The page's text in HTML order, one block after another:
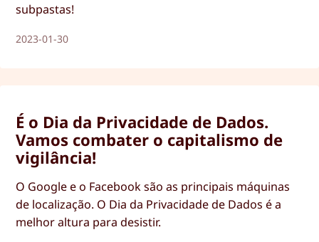
subpastas!
2023-01-30
É o Dia da Privacidade de Dados.
Vamos combater o capitalismo de
vigilância!
O Google e o Facebook são as principais máquinas
de localização. O Dia da Privacidade de Dados é a
melhor altura para desistir.